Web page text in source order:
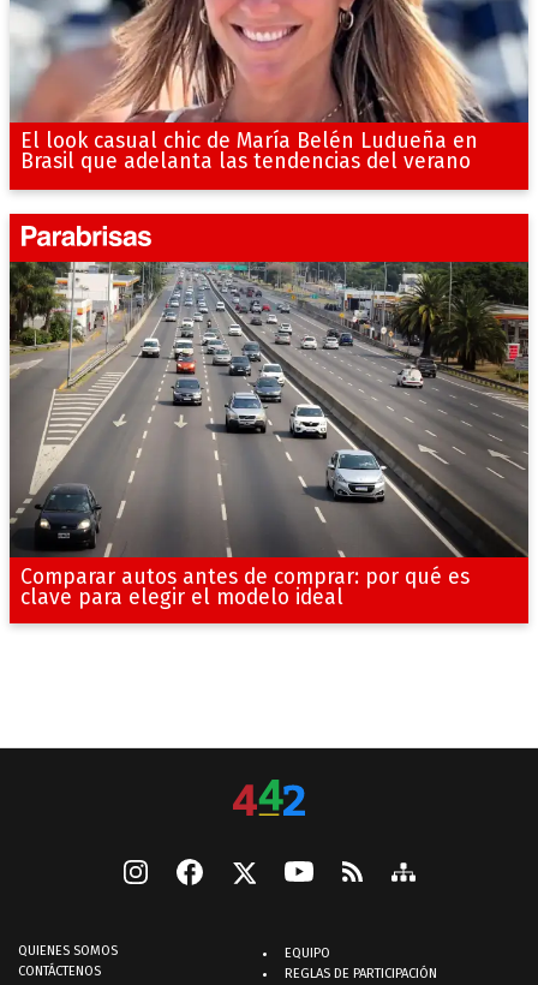
El look casual chic de María Belén Ludueña en
Brasil que adelanta las tendencias del verano
Comparar autos antes de comprar: por qué es
clave para elegir el modelo ideal
QUIENES SOMOS
CONTÁCTENOS
EQUIPO
REGLAS DE PARTICIPACIÓN